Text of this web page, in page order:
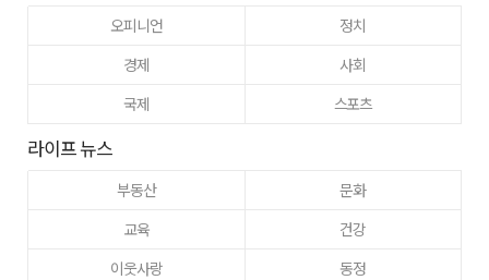
오피니언
정치
경제
사회
국제
스포츠
라이프 뉴스
부동산
문화
교육
건강
이웃사랑
동정